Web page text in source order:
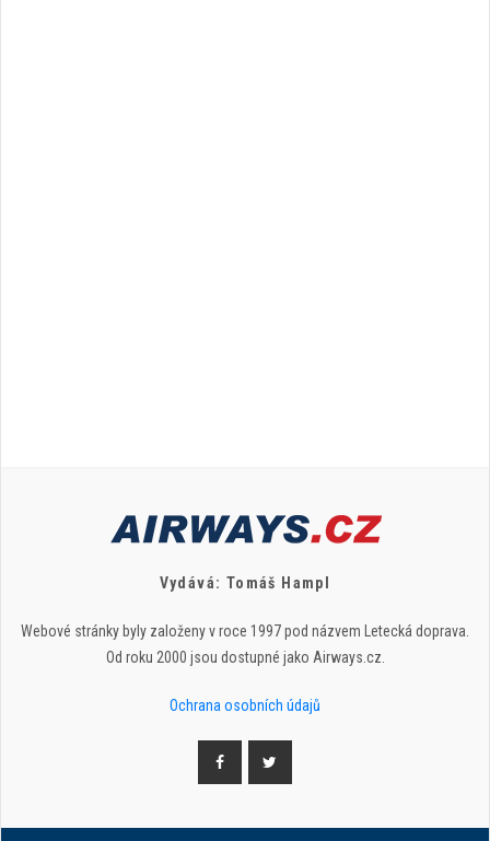
Vydává: Tomáš Hampl
Webové stránky byly založeny v roce 1997 pod názvem Letecká doprava.
Od roku 2000 jsou dostupné jako Airways.cz.
Ochrana osobních údajů